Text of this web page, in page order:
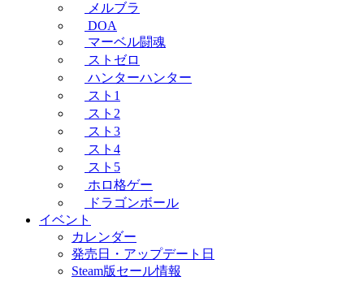
メルブラ
DOA
マーベル闘魂
ストゼロ
ハンターハンター
スト1
スト2
スト3
スト4
スト5
ホロ格ゲー
ドラゴンボール
イベント
カレンダー
発売日・アップデート日
Steam版セール情報